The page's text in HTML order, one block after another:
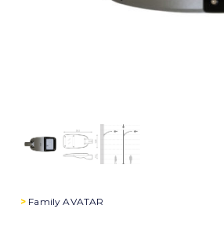
> FamilyAVATAR